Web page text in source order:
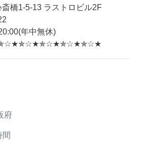
橋1-5-13 ラストロビル2F
年中無休)
府
間